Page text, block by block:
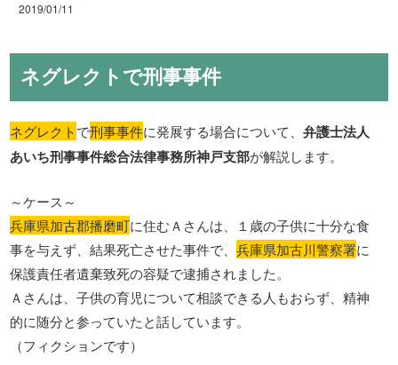
2019/01/11
ネグレクトで刑事事件
ネグレクトで刑事事件に発展する場合について、弁護士法人
あいち刑事事件総合法律事務所神戸支部が解説します。
～ケース～
兵庫県加古郡播磨町に住むＡさんは、１歳の子供に十分な食
事を与えず、結果死亡させた事件で、兵庫県加古川警察署に
保護責任者遺棄致死の容疑で逮捕されました。
Ａさんは、子供の育児について相談できる人もおらず、精神
的に随分と参っていたと話しています。
（フィクションです）